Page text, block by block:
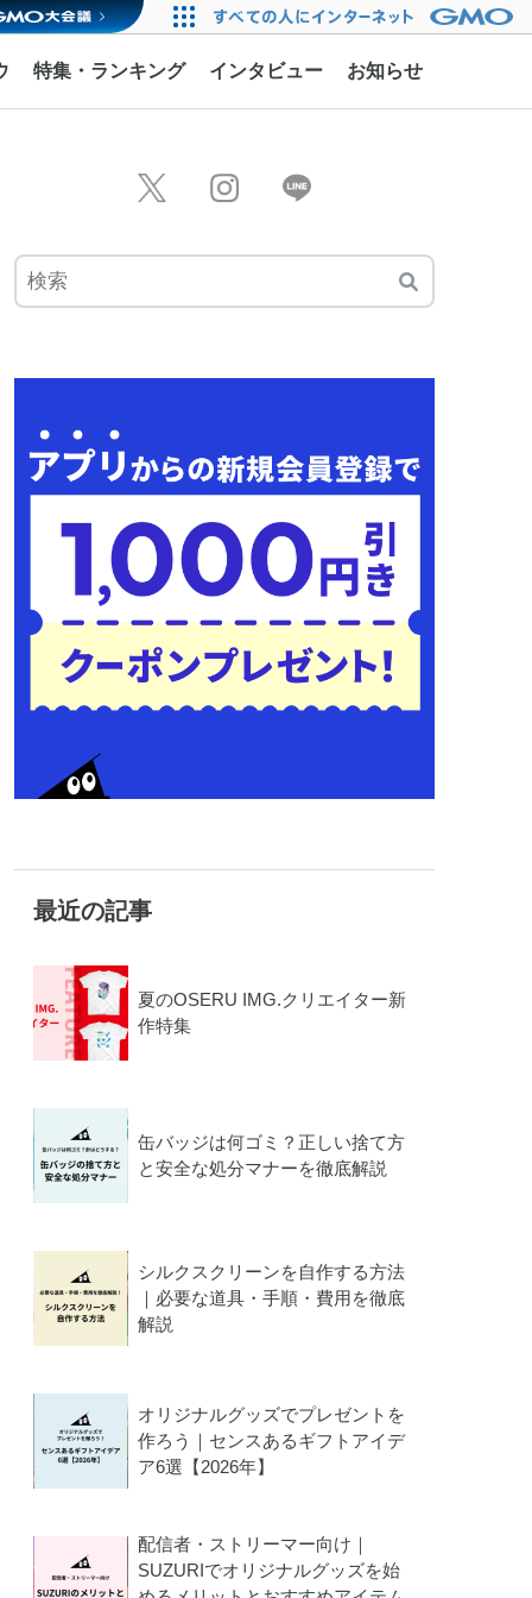
特集・ランキング インタビュー お知らせ
最近の記事
夏のOSERU IMG.クリエイター新
作特集
缶バッジは何ゴミ？正しい捨て方
と安全な処分マナーを徹底解説
シルクスクリーンを自作する方法
｜必要な道具・手順・費用を徹底
解説
オリジナルグッズでプレゼントを
作ろう｜センスあるギフトアイデ
ア6選【2026年】
配信者・ストリーマー向け｜
SUZURIでオリジナルグッズを始